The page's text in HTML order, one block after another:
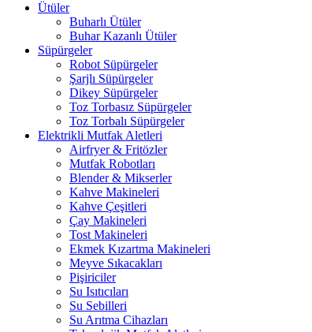
Ütüler
Buharlı Ütüler
Buhar Kazanlı Ütüler
Süpürgeler
Robot Süpürgeler
Şarjlı Süpürgeler
Dikey Süpürgeler
Toz Torbasız Süpürgeler
Toz Torbalı Süpürgeler
Elektrikli Mutfak Aletleri
Airfryer & Fritözler
Mutfak Robotları
Blender & Mikserler
Kahve Makineleri
Kahve Çeşitleri
Çay Makineleri
Tost Makineleri
Ekmek Kızartma Makineleri
Meyve Sıkacakları
Pişiriciler
Su Isıtıcıları
Su Sebilleri
Su Arıtma Cihazları